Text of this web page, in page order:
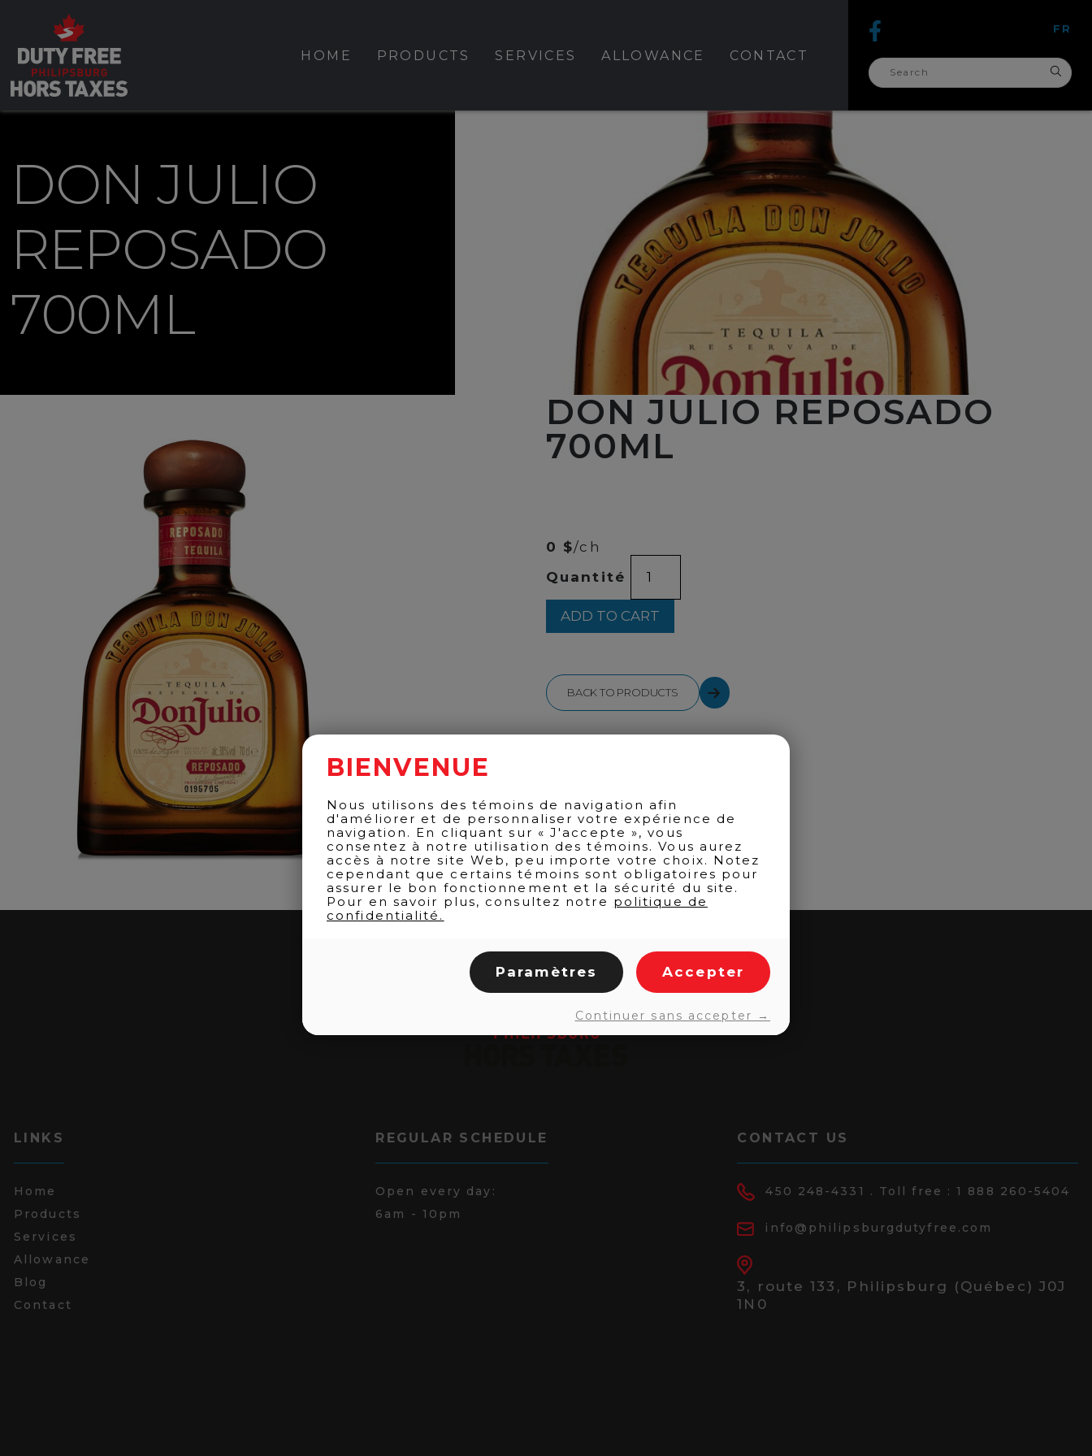
HOME PRODUCTS SERVICES ALLOWANCE CONTACT
FR
search
for:
DON JULIO
REPOSADO
700ML
DON JULIO REPOSADO
700ML
0 $/ch
Quantité
DON
JULIO
700ML
quantity
ADD TO CART
BACK TO PRODUCTS
LINKS
Home
Products
Services
Allowance
Blog
Contact
REGULAR SCHEDULE
Open every day:
6am - 10pm
CONTACT US
450 248-4331 . Toll free :1 888 260-5404
info@philipsburgdutyfree.com
3, route 133, Philipsburg (Québec) J0J
1N0
BIENVENUE
Nous utilisons des témoins de navigation afin
d'améliorer et de personnaliser votre expérience de
navigation. En cliquant sur « J'accepte », vous
consentez à notre utilisation des témoins. Vous aurez
accès à notre site Web, peu importe votre choix. Notez
cependant que certains témoins sont obligatoires pour
assurer le bon fonctionnement et la sécurité du site.
Pour en savoir plus, consultez notre politique de
confidentialité.
Paramètres Accepter
Continuer sans accepter →